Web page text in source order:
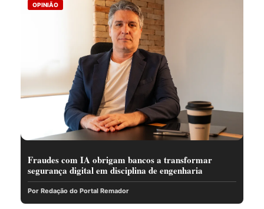
OPINIÃO
Fraudes com IA obrigam bancos a transformar
segurança digital em disciplina de engenharia
Por Redação do Portal Remador